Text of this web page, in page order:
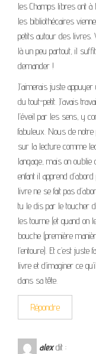
les Champs libres ont
les bibliothécaires
petits autour des livres.
là un peu partout, il
demander !
J’aimerais juste
du tout-petit. J’avais
l’éveil par les sens, y
fabuleux. Nous de notre
sur la lecture comme
langage, mais on oublie
enfant il apprend
livre ne se fait pas
tu le dis par le toucher
les tourne (et quand on
bouche (première
l’entoure). Et c’est
livre et d’imaginer ce
dans sa tête.
Répondre
alex dit :